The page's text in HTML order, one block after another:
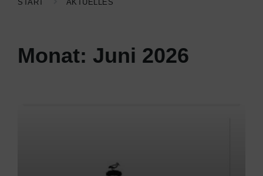
START AKTUELLES
Monat: Juni 2026